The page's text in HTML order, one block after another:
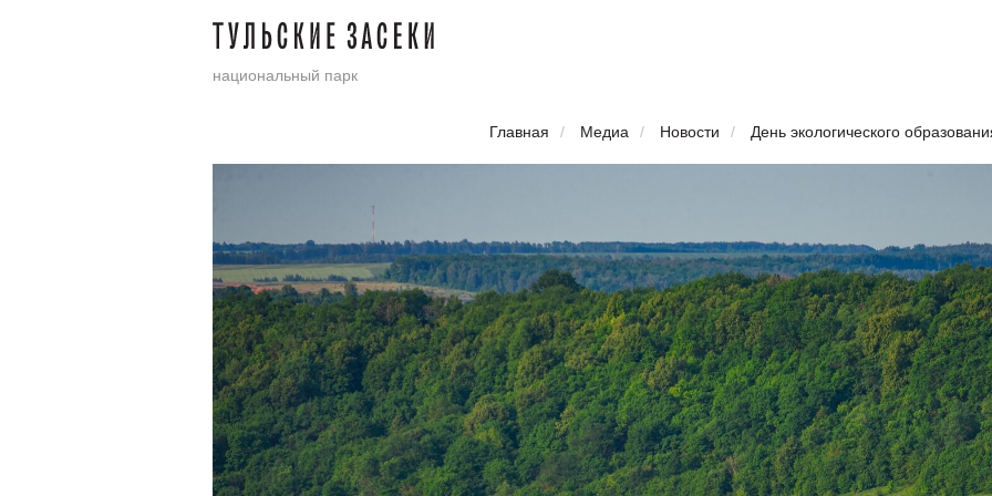
национальный парк
Главная / Медиа / Новости / День экологического